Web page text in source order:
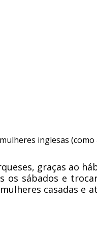
inglesas
graças ao
os sábados e
casadas e